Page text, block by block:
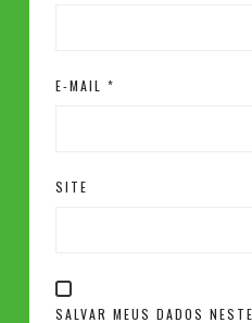
E-MAIL *
SITE
SALVAR MEUS DADOS